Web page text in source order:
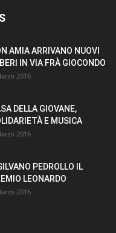
AMIA ARRIVANO NUOVI
IN VIA FRÀ GIOCONDO
2016
DELLA GIOVANE,
E MUSICA
2016
PEDROLLO IL
LEONARDO
2016